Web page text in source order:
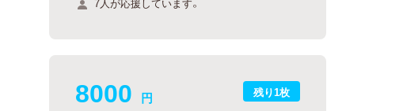
残り1枚
8000 円